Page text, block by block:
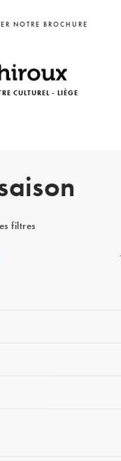
NOTRE BROCHURE
CULTUREL - LIÈGE
filtres